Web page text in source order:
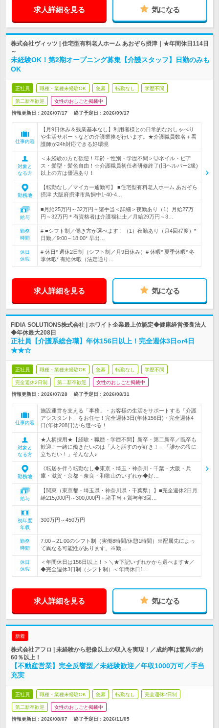
求人詳細を見る 気になる
株式会社ヴィッツ | 住宅型有料老人ホーム あおぞら摂津｜★年間休日114日
～
未経験OK！第2期オープニング募集【介護スタッフ】日勤のみも
OK
正社員 職種・業種未経験OK 急募 転勤なし 学歴不問
第二新卒歓迎 女性のおしごと掲載中
情報更新日：2026/07/17 終了予定日： 2026/09/17
仕事内容
【月9日休み＆残業基本なし】利用者様との日常的なおしゃべり
や生活サポートなどの介護業務を行います。★介護職員数名＋看
護師が24h対応できる好環境
対象と
なる方
＜未経験の方も歓迎！年齢・性別・学歴不問＞◎ネイル・ピア
ス・髪型・髪色自由！☆介護職員初任者研修終了(旧ヘルパー2級)
以上の方は優遇あり！
勤務地
【転勤なし／マイカー通勤可】 ■住宅型有料老人ホーム あおぞら
摂津 大阪府摂津市鳥飼中1‐40‐4…
給与
■月給25万円～32万円＋諸手当＜詳細＞夜勤あり（1）月給27万
円～32万円＊有資格者は介護福祉士／月給29万円～3…
勤務
時間
# ■シフト制／働き方が選べます！（1）夜勤あり（月4回程度）*
日勤／9:00～18:00* 早出…
休日
休暇
# 休日* 週休2日制（シフト制／月9日休み）# 休暇* 夏季休暇* 冬
季休暇* 有給休暇（法定通り…
求人詳細を見る 気になる
FIDIA SOLUTIONS株式会社 | ホワイト企業最上位認定◆健康経営優良法人
◆年休最大208日
正社員【介護系総合職】年休156日以上！完全週休3日or4日
★★☆
正社員 職種・業種未経験OK 急募 転勤なし 学歴不問
完全週休2日制 第二新卒歓迎 女性のおしごと掲載中
情報更新日：2026/07/28 終了予定日： 2026/08/31
仕事内容
施設運営を支える「事務」・お客様の生活をサポートする「介護
アシスタント」をお任せ！完全週休3日(年休156日)・完全週休4
日(年休208日)から選べる！
対象と
なる方
★人柄採用★【経験・職歴・学歴不問】新卒・第二新卒／既卒も
歓迎！一緒に働きたいのは「人と話すのが好き！」「誰かの役に
立ちたい！」そんな人♪
勤務地
《転居を伴う転勤なし◆東京・埼玉・神奈川・千葉・大阪・兵
庫・滋賀・京都・奈良・和歌山のいずれか◆好…
給与
【関東（東京都・埼玉県・神奈川県・千葉県）】■完全週休2日月
給215,000円～300,000円＋諸手当＋賞与年3回…
初年度
年収
300万円～450万円
勤務
時間
7:00～21:00のシフト制（実働8時間/休憩1時間）※配属先によっ
て異なる可能性があります。※勤…
休日
休暇
＜年間休日は156日以上！＞＼★下記いずれかから選べます★／
◆完全週休3日制（シフト制）＜年間休日1…
求人詳細を見る 気になる
新着
株式会社アフロ | 未経験から想像以上の収入を実現！／成約率は驚異の約
60％以上！
【不動産営業】完全反響型／未経験歓迎／年収1000万可／手当
充実
正社員 職種・業種未経験OK 急募 転勤なし 完全週休2日制
第二新卒歓迎 女性のおしごと掲載中
情報更新日：2026/08/07 終了予定日： 2026/11/05